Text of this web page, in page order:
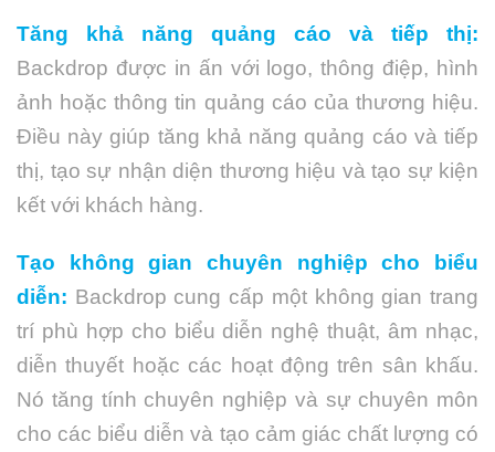
Tăng khả năng quảng cáo và tiếp thị:
Backdrop được in ấn với logo, thông điệp, hình
ảnh hoặc thông tin quảng cáo của thương hiệu.
Điều này giúp tăng khả năng quảng cáo và tiếp
thị, tạo sự nhận diện thương hiệu và tạo sự kiện
kết với khách hàng.
Tạo không gian chuyên nghiệp cho biểu
diễn: Backdrop cung cấp một không gian trang
trí phù hợp cho biểu diễn nghệ thuật, âm nhạc,
diễn thuyết hoặc các hoạt động trên sân khấu.
Nó tăng tính chuyên nghiệp và sự chuyên môn
cho các biểu diễn và tạo cảm giác chất lượng có